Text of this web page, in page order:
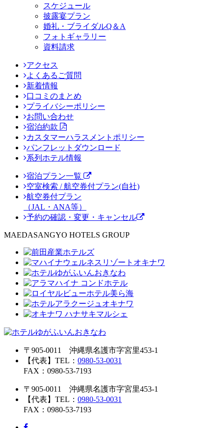
スケジュール
披露宴プラン
婚礼・ブライダルQ＆A
フォトギャラリー
資料請求
アクセス
よくあるご質問
新着情報
口コミのまとめ
プライバシーポリシー
お問い合わせ
宿泊約款
カスタマーハラスメントポリシー
パンフレットダウンロード
系列ホテル情報
宿泊プラン一覧
空室検索 / 航空券付プラン(自社)
航空券付プラン
（JAL・ANA等）
予約の確認・変更・キャンセル
MAEDASANGYO HOTELS GROUP
〒905-0011 沖縄県名護市字宮里453-1
【代表】TEL： 0980-53-0031
FAX：0980-53-7193
〒905-0011 沖縄県名護市字宮里453-1
【代表】TEL： 0980-53-0031
FAX：0980-53-7193